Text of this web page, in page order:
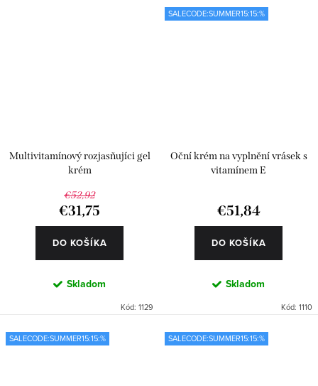
Multivitamínový rozjasňujíci gel
krém
€52,92
€31,75
DO KOŠÍKA
Skladom
Kód: 1129
SALECODE:SUMMER15:15:%
Oční krém na vyplnění vrásek s
vitamínem E
€51,84
DO KOŠÍKA
Skladom
Kód: 1110
SALECODE:SUMMER15:15:% SALECODE:SUMMER15:15:%